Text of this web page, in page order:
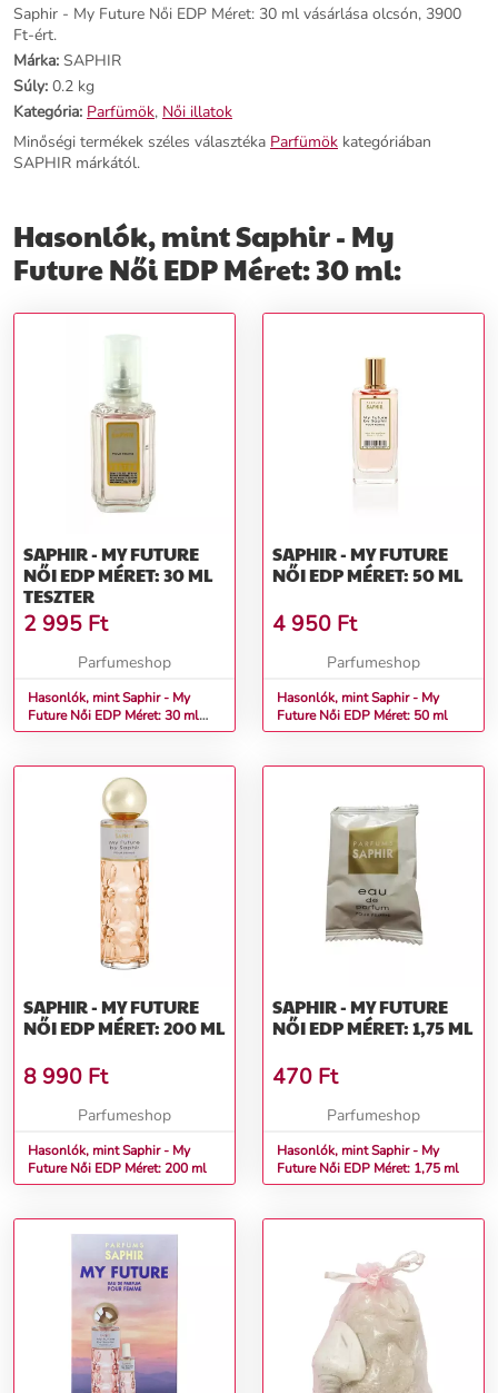
Saphir - My Future Női EDP Méret: 30 ml vásárlása olcsón, 3900
Ft-ért.
Márka: SAPHIR
Súly: 0.2 kg
Kategória: Parfümök, Női illatok
Minőségi termékek széles választéka Parfümök kategóriában
SAPHIR márkától.
Hasonlók, mint Saphir - My
Future Női EDP Méret: 30 ml:
SAPHIR - MY FUTURE
NŐI EDP MÉRET: 30 ML
TESZTER
2 995 Ft
Parfumeshop
Hasonlók, mint Saphir - My
Future Női EDP Méret: 30 ml
teszter
SAPHIR - MY FUTURE
NŐI EDP MÉRET: 50 ML
4 950 Ft
Parfumeshop
Hasonlók, mint Saphir - My
Future Női EDP Méret: 50 ml
SAPHIR - MY FUTURE
NŐI EDP MÉRET: 200 ML
8 990 Ft
Parfumeshop
Hasonlók, mint Saphir - My
Future Női EDP Méret: 200 ml
SAPHIR - MY FUTURE
NŐI EDP MÉRET: 1,75 ML
470 Ft
Parfumeshop
Hasonlók, mint Saphir - My
Future Női EDP Méret: 1,75 ml